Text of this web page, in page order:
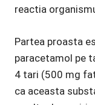
reactia
Partea proasta
paracetamol pe
4 tari (500 mg
ca aceasta